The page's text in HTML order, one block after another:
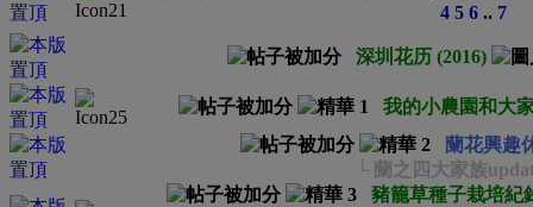
4 5 6 .. 7
深圳花历 (2016)
我的小農園和大
蘭花興趣
└ 蘭之四大家族
豬籠草種子栽培紀